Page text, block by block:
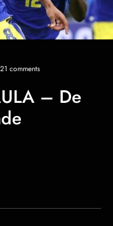
21 comments
– De